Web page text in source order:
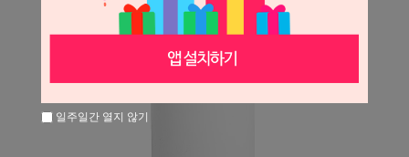
일주일간 열지 않기